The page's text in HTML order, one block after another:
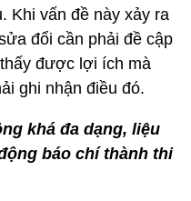
Khi vấn đề này xảy ra
đổi cần phải đề cập
được lợi ích mà
ghi nhận điều đó.
khá đa dạng, liệu
báo chí thành thi